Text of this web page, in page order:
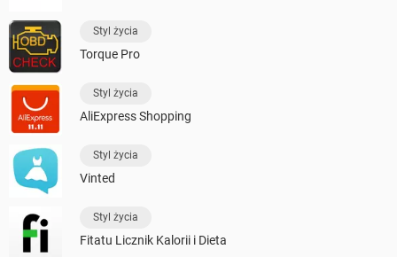
Styl życia
Torque Pro
Styl życia
AliExpress Shopping
Styl życia
Vinted
Styl życia
Fitatu Licznik Kalorii i Dieta